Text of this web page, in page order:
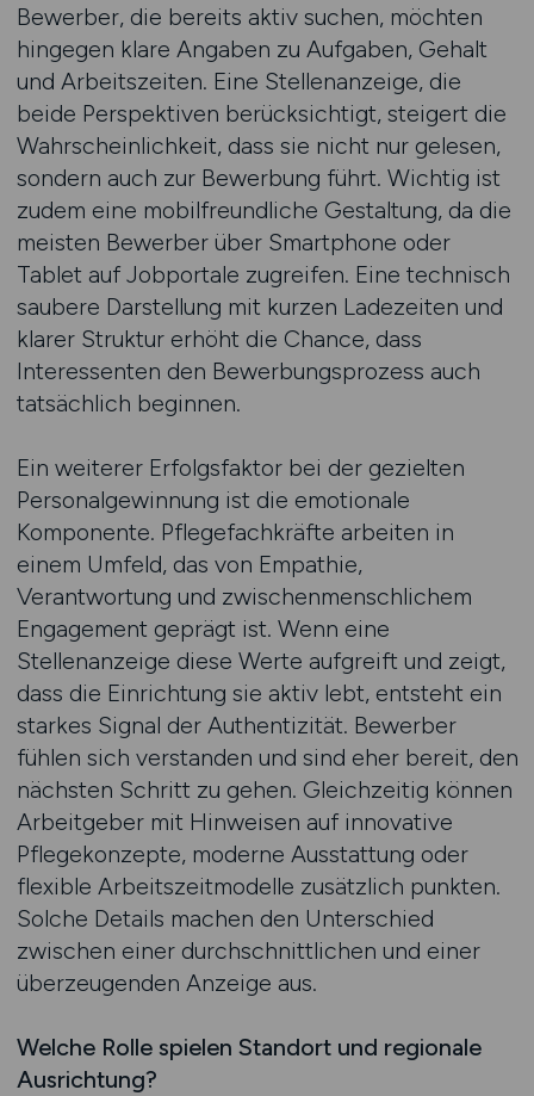
Bewerber, die bereits aktiv suchen, möchten
hingegen klare Angaben zu Aufgaben, Gehalt
und Arbeitszeiten. Eine Stellenanzeige, die
beide Perspektiven berücksichtigt, steigert die
Wahrscheinlichkeit, dass sie nicht nur gelesen,
sondern auch zur Bewerbung führt. Wichtig ist
zudem eine mobilfreundliche Gestaltung, da die
meisten Bewerber über Smartphone oder
Tablet auf Jobportale zugreifen. Eine technisch
saubere Darstellung mit kurzen Ladezeiten und
klarer Struktur erhöht die Chance, dass
Interessenten den Bewerbungsprozess auch
tatsächlich beginnen.
Ein weiterer Erfolgsfaktor bei der gezielten
Personalgewinnung ist die emotionale
Komponente. Pflegefachkräfte arbeiten in
einem Umfeld, das von Empathie,
Verantwortung und zwischenmenschlichem
Engagement geprägt ist. Wenn eine
Stellenanzeige diese Werte aufgreift und zeigt,
dass die Einrichtung sie aktiv lebt, entsteht ein
starkes Signal der Authentizität. Bewerber
fühlen sich verstanden und sind eher bereit, den
nächsten Schritt zu gehen. Gleichzeitig können
Arbeitgeber mit Hinweisen auf innovative
Pflegekonzepte, moderne Ausstattung oder
flexible Arbeitszeitmodelle zusätzlich punkten.
Solche Details machen den Unterschied
zwischen einer durchschnittlichen und einer
überzeugenden Anzeige aus.
Welche Rolle spielen Standort und regionale
Ausrichtung?